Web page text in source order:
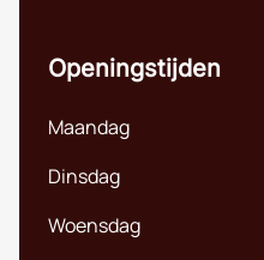
Openingstijden
Maandag
Dinsdag
Woensdag